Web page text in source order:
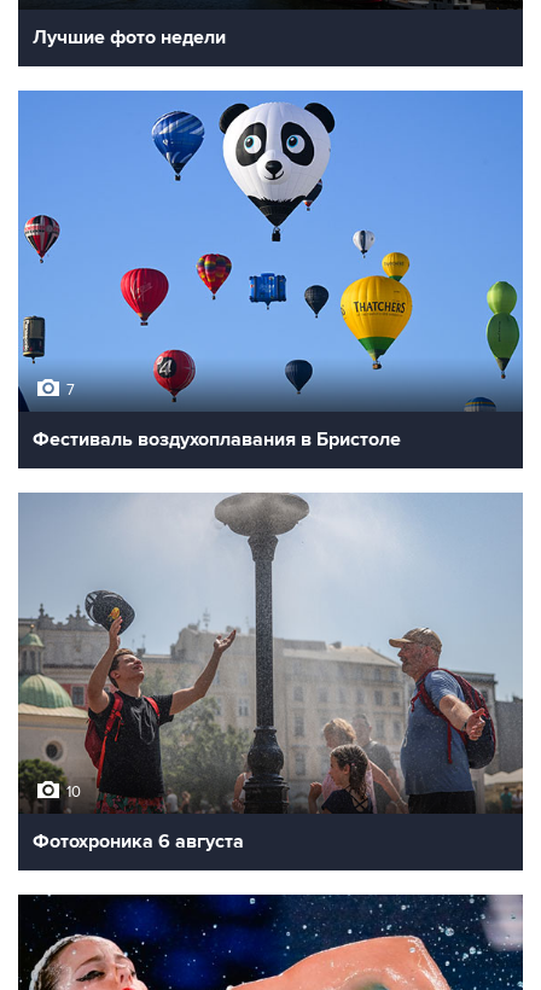
Лучшие фото недели
7
Фестиваль воздухоплавания в Бристоле
10
Фотохроника 6 августа